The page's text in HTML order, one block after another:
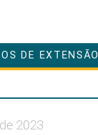
DE EXTENSÃO
2023